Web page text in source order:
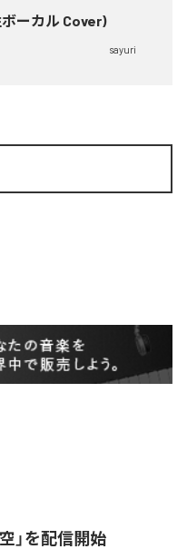
ーカル Cover)
sayuri
」を配信開始